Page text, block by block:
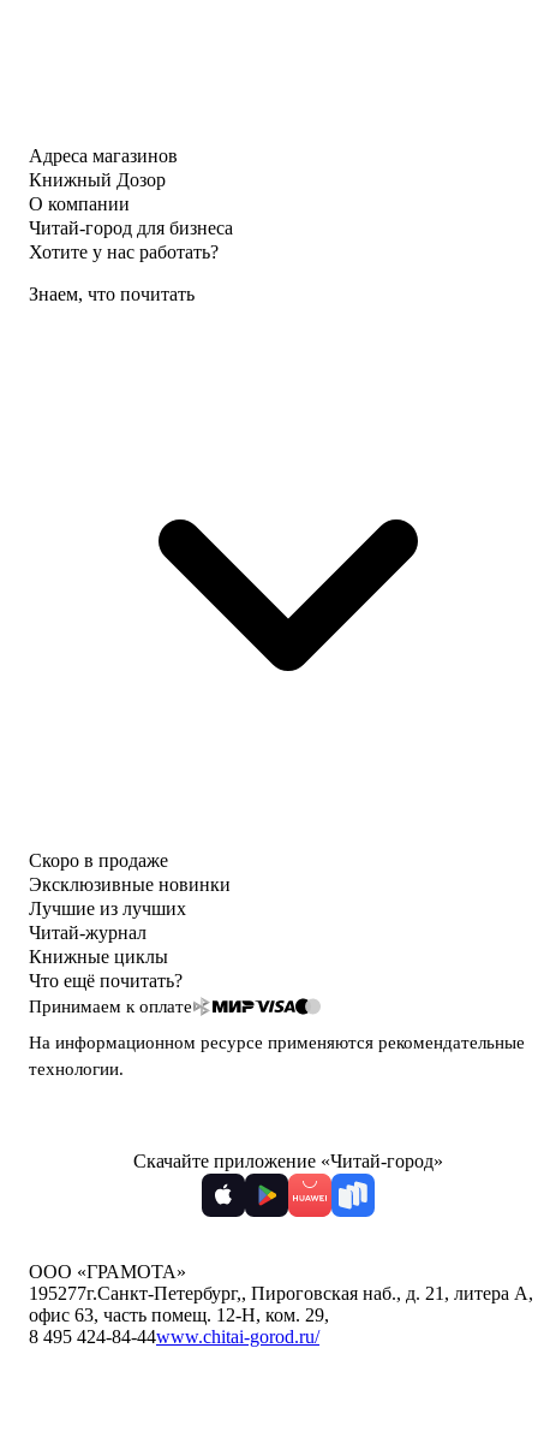
Адреса магазинов
Книжный Дозор
О компании
Читай-город для бизнеса
Хотите у нас работать?
Знаем, что почитать
Скоро в продаже
Эксклюзивные новинки
Лучшие из лучших
Читай-журнал
Книжные циклы
Что ещё почитать?
Принимаем к оплате
На информационном ресурсе применяются рекомендательные
технологии.
Скачайте приложение «Читай-город»
ООО «ГРАМОТА»
195277г.Санкт-Петербург,, Пироговская наб., д. 21, литера А,
офис 63, часть помещ. 12-Н, ком. 29,
8 495 424-84-44www.chitai-gorod.ru/